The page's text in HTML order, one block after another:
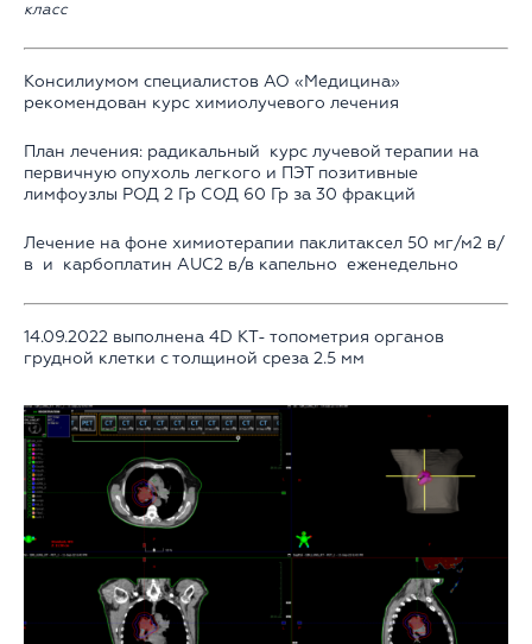
класс
Консилиумом специалистов АО «Медицина»
рекомендован курс химиолучевого лечения
План лечения: радикальный курс лучевой терапии на
первичную опухоль легкого и ПЭТ позитивные
лимфоузлы РОД 2 Гр СОД 60 Гр за 30 фракций
Лечение на фоне химиотерапии паклитаксел 50 мг/м2 в/
в и карбоплатин AUC2 в/в капельно еженедельно
14.09.2022 выполнена 4D КТ- топометрия органов
грудной клетки с толщиной среза 2.5 мм